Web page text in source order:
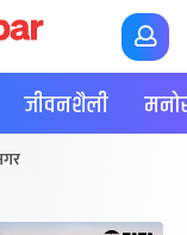
जीवनशैली